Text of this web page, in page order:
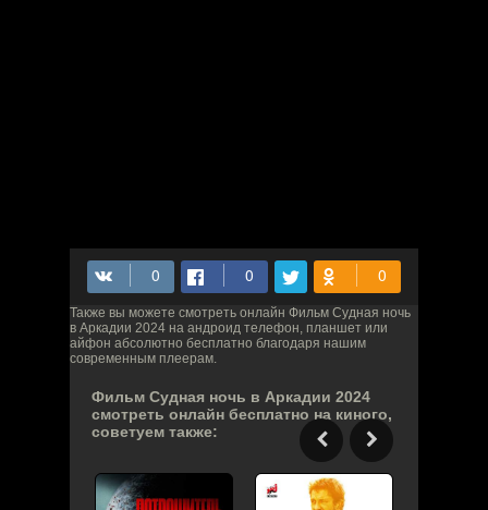
Также вы можете смотреть онлайн Фильм Судная ночь
в Аркадии 2024 на андроид телефон, планшет или
айфон абсолютно бесплатно благодаря нашим
современным плеерам.
Фильм Судная ночь в Аркадии 2024
смотреть онлайн бесплатно на киного,
советуем также: